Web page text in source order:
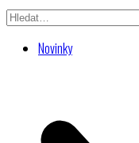
Novinky